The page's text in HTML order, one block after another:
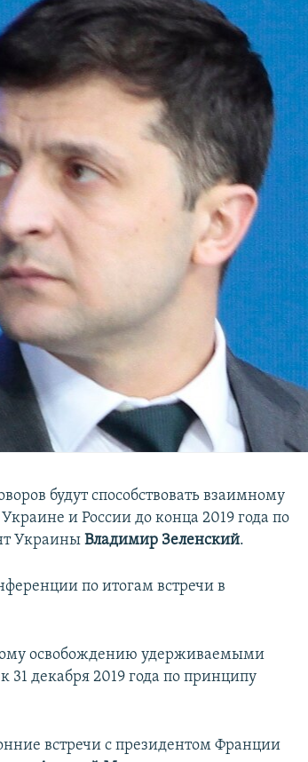
будут способствовать взаимному
и России до конца 2019 года по
УкраиныВладимир Зеленский.
по итогам встречи в
освобождению удерживаемыми
31 декабря 2019 года по принципу
встречи с президентом Франции